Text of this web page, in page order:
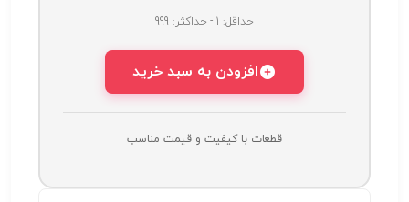
حداقل: 1 - حداکثر: 999
افزودن به سبد خرید
قطعات با کیفیت و قیمت مناسب